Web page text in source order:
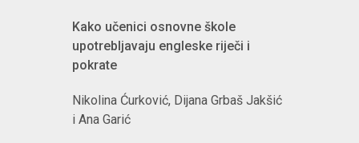
Kako učenici osnovne škole
upotrebljavaju engleske riječi i
pokrate
Nikolina Ćurković, Dijana Grbaš Jakšić
i Ana Garić